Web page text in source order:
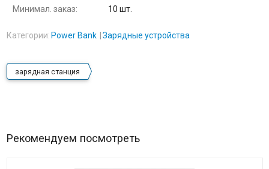
Минимал. заказ:
10 шт.
Категории: Power Bank Зарядные устройства
зарядная станция
Рекомендуем посмотреть